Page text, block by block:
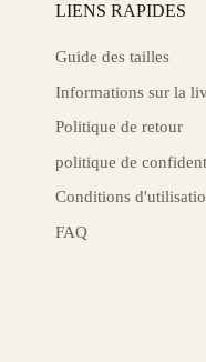
LIENS RAPIDES
Guide des tailles
Informations sur la
Politique de retour
politique de
Conditions
FAQ